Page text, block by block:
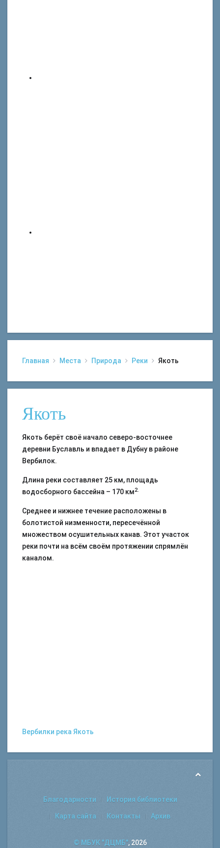
Главная Места Природа Реки Якоть
Якоть
Якоть берёт своё начало северо-восточнее
деревни Буславль и впадает в Дубну в районе
Вербилок.
Длина реки составляет 25 км, площадь
водосборного бассейна – 170 км2.
Среднее и нижнее течение расположены в
болотистой низменности, пересечённой
множеством осушительных канав. Этот участок
реки почти на всём своём протяжении спрямлён
каналом.
Вербилки река Якоть
Благодарности История библиотеки
Карта сайта Контакты Архив
© МБУК "ДЦМБ", 2026